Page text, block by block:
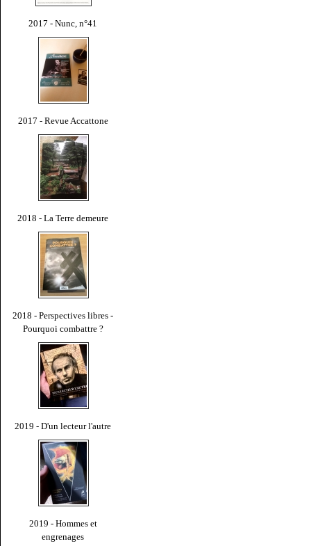
2017 - Nunc, n°41
2017 - Revue Accattone
2018 - La Terre demeure
2018 - Perspectives libres -
Pourquoi combattre ?
2019 - D'un lecteur l'autre
2019 - Hommes et
engrenages